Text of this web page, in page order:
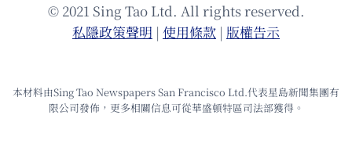
© 2021 Sing Tao Ltd. All rights reserved.
私隱政策聲明 | 使⽤條款 | 版權告⽰
本材料由Sing Tao Newspapers San Francisco Ltd.代表星島新聞集團有
限公司發佈，更多相關信息可從華盛頓特區司法部獲得。